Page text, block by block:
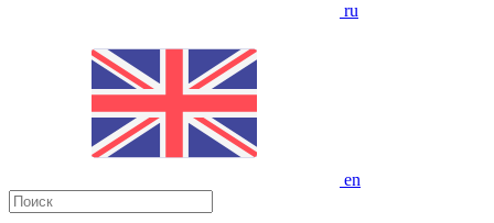
ru
en